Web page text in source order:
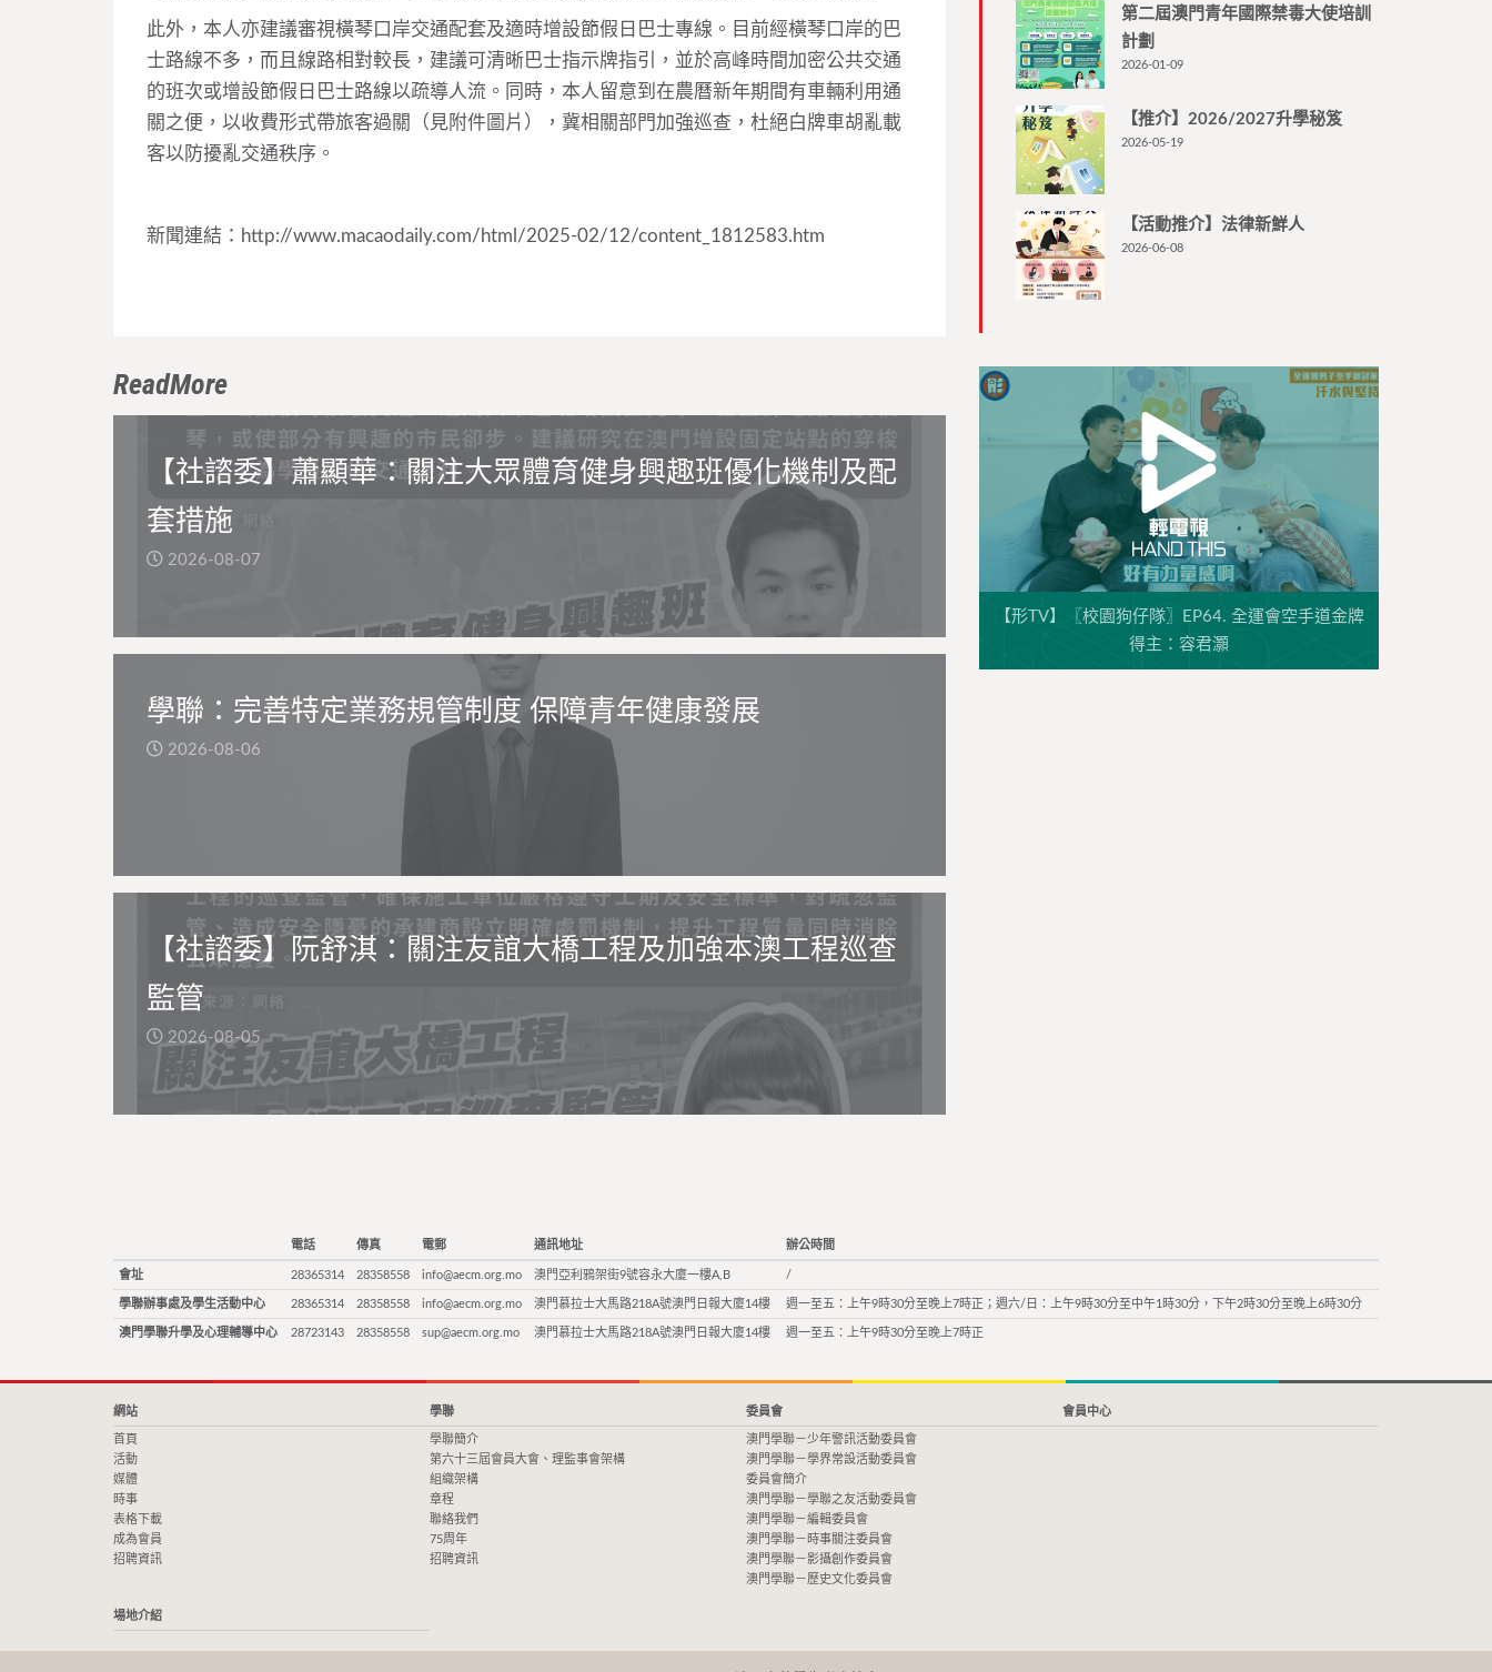
此外，本人亦建議審視橫琴口岸交通配套及適時增設節假日巴士專線。目前經橫琴口岸的巴
士路線不多，而且線路相對較長，建議可清晰巴士指示牌指引，並於高峰時間加密公共交通
的班次或增設節假日巴士路線以疏導人流。同時，本人留意到在農曆新年期間有車輛利用通
關之便，以收費形式帶旅客過關（見附件圖片），冀相關部門加強巡查，杜絕白牌車胡亂載
客以防擾亂交通秩序。
新聞連結：http://www.macaodaily.com/html/2025-02/12/content_1812583.htm
ReadMore
【社諮委】蕭顯華：關注大眾體育健身興趣班優化機制及配
套措施
2026-08-07
學聯：完善特定業務規管制度 保障青年健康發展
2026-08-06
【社諮委】阮舒淇：關注友誼大橋工程及加強本澳工程巡查
監管
2026-08-05
第二屆澳門青年國際禁毒大使培訓
計劃
2026-01-09
【推介】2026/2027升學秘笈
2026-05-19
【活動推介】法律新鮮人
2026-06-08
【形TV】〖校園狗仔隊〗EP64. 全運會空手道金牌
得主：容君灝
電話 傳真 電郵 通訊地址 辦公時間
會址 28365314 28358558 info@aecm.org.mo 澳門亞利鴉架街9號容永大廈一樓A,B /
學聯辦事處及學生活動中心 28365314 28358558 info@aecm.org.mo 澳門慕拉士大馬路218A號澳門日報大廈14樓 週一至五：上午9時30分至晚上7時正；週六/日：上午9時30分至中午1時30分，下午2時30分至晚上6時30分
澳門學聯升學及心理輔導中心 28723143 28358558 sup@aecm.org.mo 澳門慕拉士大馬路218A號澳門日報大廈14樓 週一至五：上午9時30分至晚上7時正
網站
首頁
活動
媒體
時事
表格下載
成為會員
招聘資訊
學聯
學聯簡介
第六十三屆會員大會、理監事會架構
組織架構
章程
聯絡我們
75周年
招聘資訊
委員會
澳門學聯－少年警訊活動委員會
澳門學聯－學界常設活動委員會
委員會簡介
澳門學聯－學聯之友活動委員會
澳門學聯－編輯委員會
澳門學聯－時事關注委員會
澳門學聯－影攝創作委員會
澳門學聯－歷史文化委員會
會員中心
場地介紹